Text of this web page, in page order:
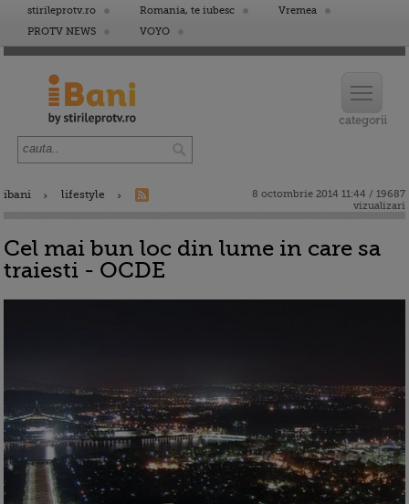
stirileprotv.ro Romania, te iubesc
Vremea
PROTV NEWS
VOYO
ibani lifestyle
8 octombrie 2014 11:44 / 19687
vizualizari
Cel mai bun loc din lume in care sa
traiesti - OCDE